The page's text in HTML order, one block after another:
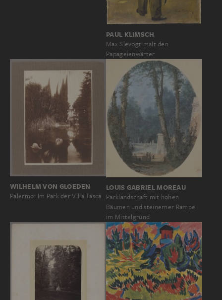
PAUL KLIMSCH
Max Slevogt malt den
Papageienwärter
WILHELM VON GLOEDEN
Palermo: Im Park der Villa Tasca
LOUIS GABRIEL MOREAU
Parklandschaft mit hohen
Bäumen und steinerner Rampe
im Mittelgrund